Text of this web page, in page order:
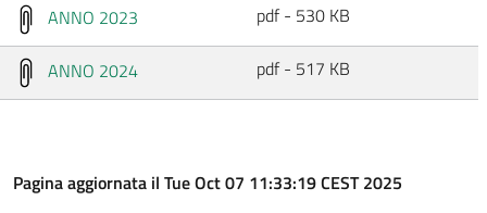
ANNO 2023 pdf - 530 KB
ANNO 2024 pdf - 517 KB
Pagina aggiornata il Tue Oct 07 11:33:19 CEST 2025